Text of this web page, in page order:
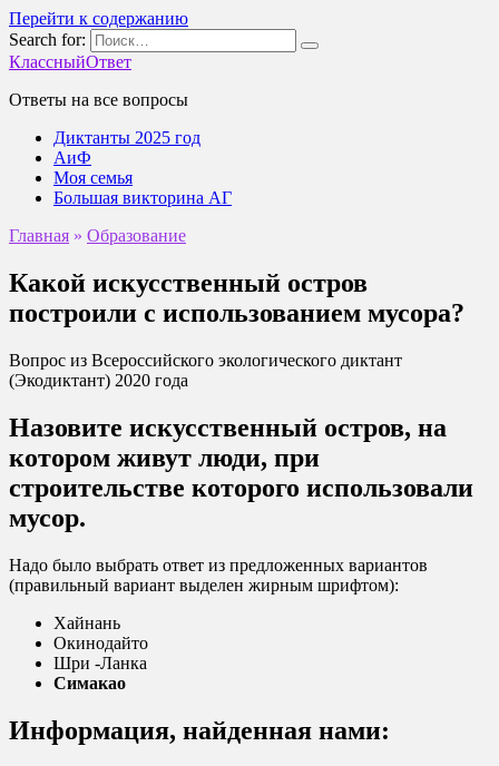
Перейти к содержанию
Search for:
КлассныйОтвет
Ответы на все вопросы
Диктанты 2025 год
АиФ
Моя семья
Большая викторина АГ
Главная » Образование
Какой искусственный остров
построили с использованием мусора?
Вопрос из Всероссийского экологического диктант
(Экодиктант) 2020 года
Назовите искусственный остров, на
котором живут люди, при
строительстве которого использовали
мусор.
Надо было выбрать ответ из предложенных вариантов
(правильный вариант выделен жирным шрифтом):
Хайнань
Окинодайто
Шри -Ланка
Симакао
Информация, найденная нами: